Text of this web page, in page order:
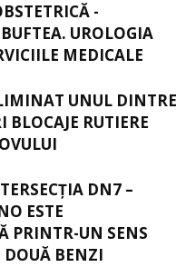
-
UROLOGIA
MEDICALE
UNUL DINTRE
BLOCAJE RUTIERE
DN7 –
ESTE
PRINTR-UN SENS
DOUĂ BENZI